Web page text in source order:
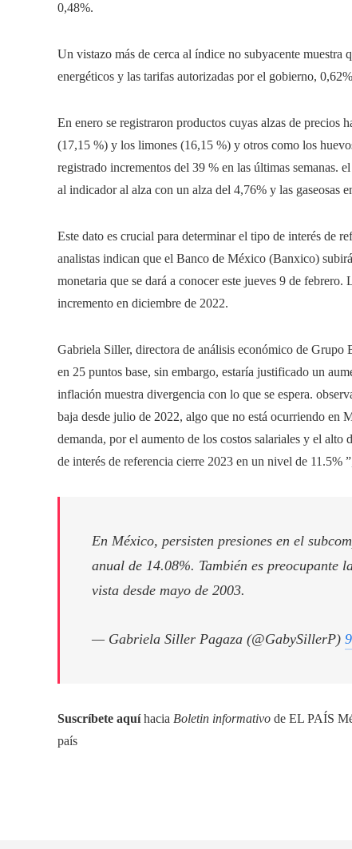
0,48%.
Un vistazo más de cerca al índice no subyacente
energéticos y las tarifas autorizadas por el gobierno,
En enero se registraron productos cuyas alzas de precios
(17,15 %) y los limones (16,15 %) y otros como los
registrado incrementos del 39 % en las últimas
al indicador al alza con un alza del 4,76% y las gaseosas
Este dato es crucial para determinar el tipo de interés de
analistas indican que el Banco de México (Banxico)
monetaria que se dará a conocer este jueves 9 de
incremento en diciembre de 2022.
Gabriela Siller, directora de análisis económico de Grupo
en 25 puntos base, sin embargo, estaría justificado un
inflación muestra divergencia con lo que se espera.
baja desde julio de 2022, algo que no está ocurriendo en
demanda, por el aumento de los costos salariales y el
de interés de referencia cierre 2023 en un nivel de 11.5%
En México, persisten presiones en el
anual de 14.08%. También es preocupante
vista desde mayo de 2003.
— Gabriela Siller Pagaza (@GabySillerP)
Suscríbete aquí hacia Boletin informativo de EL PAÍS
país